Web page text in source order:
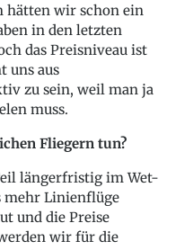
hätten wir schon ein
in den letzten
das Preisniveau ist
uns aus
zu sein, weil man ja
muss.
Fliegern tun?
längerfristig im Wet-
mehr Linienflüge
und die Preise
wir für die